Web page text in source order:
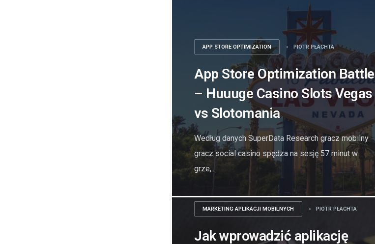
APP STORE OPTIMIZATION PIOTR PŁACHTA
App Store Optimization Battle
– Huuuge Casino Slots Vegas
vs Slotomania
Według danych SuperData Research gracz mobilny
gracz social casino spędza na sesję 57 minut w
grze,...
MARKETING APLIKACJI MOBILNYCH PIOTR PŁACHTA
Jak wprowadzić aplikację